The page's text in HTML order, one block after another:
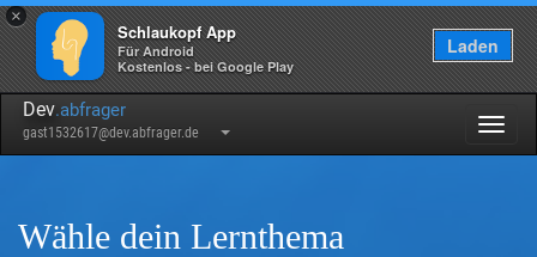
×
Schlaukopf App
Für Android
Kostenlos - bei Google Play
Laden
Dev.abfrager
gast1532617@dev.abfrager.de
Wähle dein Lernthema